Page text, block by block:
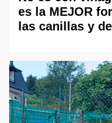
es la MEJOR
las canillas y